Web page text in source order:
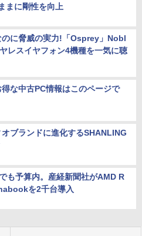
まに剛性を向上
のに脅威の実力!「Osprey」Nobl
レスイヤフォン4機種を一気に聴
な中古PC情報はこのページで
ブランドに進化するSHANLING
も予算内。産経新聞社がAMD R
を2千台導入